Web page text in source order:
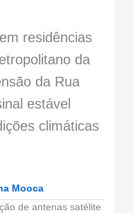
residências
da
da Rua
estável
climáticas
Mooca
de antenas satélite